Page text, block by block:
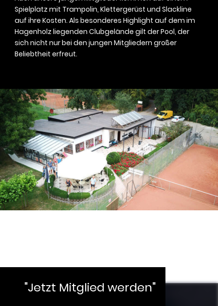
Spielplatz mit Trampolin, Klettergerüst und Slackline
auf ihre Kosten. Als besonderes Highlight auf dem im
Hagenholz liegenden Clubgelände gilt der Pool, der
sich nicht nur bei den jungen Mitgliedern großer
Beliebtheit erfreut.
"Jetzt Mitglied werden"